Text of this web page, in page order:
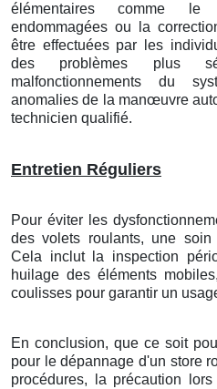
élémentaires comme
endommagées ou la
être effectuées par les
des problèmes plus
malfonctionnements du
anomalies de la manœuvre
technicien qualifié.
Entretien Réguliers
Pour éviter les
des volets roulants, une soin
Cela inclut la inspection
huilage des éléments
coulisses pour garantir un
En conclusion, que ce soit
pour le dépannage d'un store
procédures, la précaution